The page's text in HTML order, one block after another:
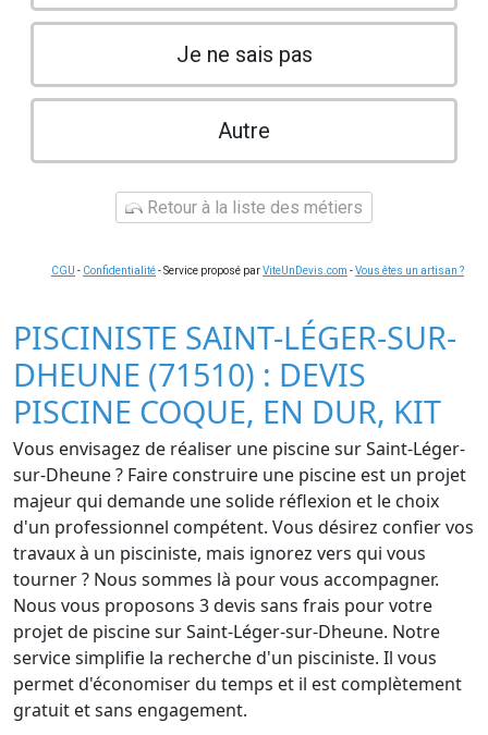
Je ne sais pas
Autre
Retour à la liste des métiers
CGU - Confidentialité- Service proposé parViteUnDevis.com -Vous êtes un artisan ?
PISCINISTE SAINT-LÉGER-SUR-
DHEUNE (71510) : DEVIS
PISCINE COQUE, EN DUR, KIT
Vous envisagez de réaliser une piscine sur Saint-Léger-
sur-Dheune ? Faire construire une piscine est un projet
majeur qui demande une solide réflexion et le choix
d'un professionnel compétent. Vous désirez confier vos
travaux à un pisciniste, mais ignorez vers qui vous
tourner ? Nous sommes là pour vous accompagner.
Nous vous proposons 3 devis sans frais pour votre
projet de piscine sur Saint-Léger-sur-Dheune. Notre
service simplifie la recherche d'un pisciniste. Il vous
permet d'économiser du temps et il est complètement
gratuit et sans engagement.